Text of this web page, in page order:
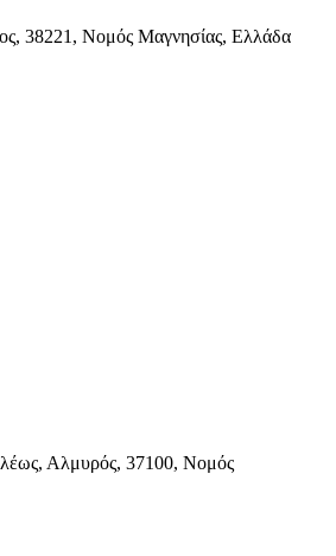
38221, Νομός Μαγνησίας, Ελλάδα
Αλμυρός, 37100, Νομός